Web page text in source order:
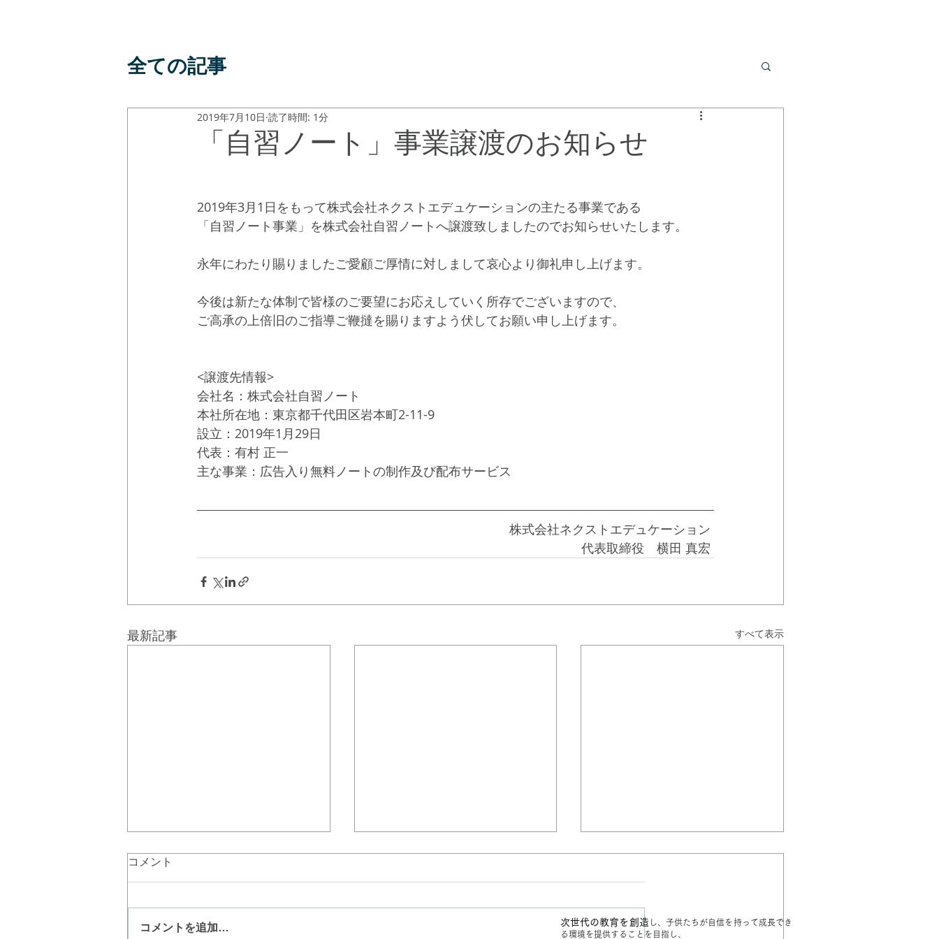
全ての記事
「自習ノート」事業譲渡のお知らせ
2019年7月10日 読了時間: 1分
2019年3月1日をもって株式会社ネクストエデュケーションの主たる事業である
「自習ノート事業」を株式会社自習ノートへ譲渡致しましたのでお知らせいたします。
永年にわたり賜りましたご愛顧ご厚情に対しまして哀心より御礼申し上げます。
今後は新たな体制で皆様のご要望にお応えしていく所存でございますので、
ご高承の上倍旧のご指導ご鞭撻を賜りますよう伏してお願い申し上げます。
<譲渡先情報>
会社名：株式会社自習ノート
本社所在地：東京都千代田区岩本町2-11-9
設立：2019年1月29日
代表：有村 正一
主な事業：広告入り無料ノートの制作及び配布サービス
株式会社ネクストエデュケーション
代表取締役　横田 真宏
最新記事 すべて表示
【オンライン学童サービス】
ン（本社：東京都世田谷区、）
は、当社が運営するオンライン学
コメント
コメントを追加… 次世代の教育を創造 し、子供たちが自信を持って成長でき
る環境を提供することを目指し、